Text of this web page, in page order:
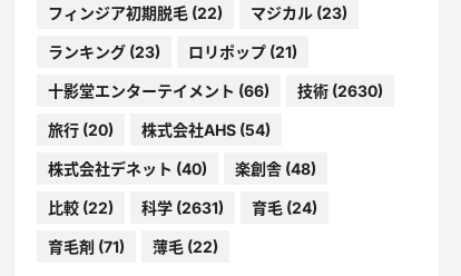
フィンジア初期脱毛(22) マジカル(23)
ランキング(23) ロリポップ(21)
十影堂エンターテイメント (66) 技術(2630)
旅行(20) 株式会社AHS(54)
株式会社デネット (40) 楽創舎(48)
比較(22) 科学(2631) 育毛(24)
育毛剤 (71) 薄毛(22)